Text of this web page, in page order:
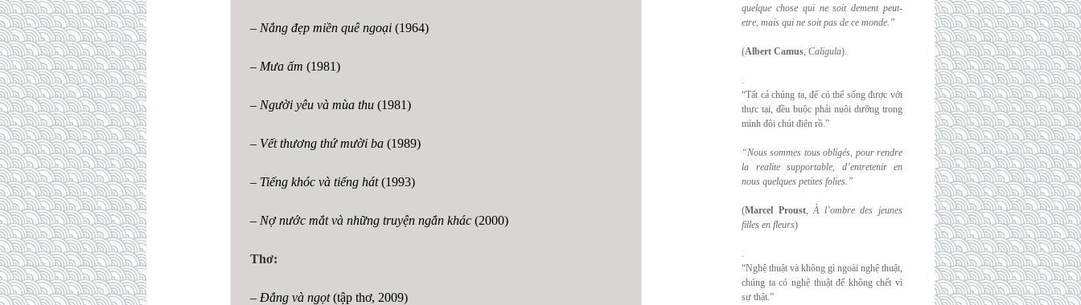
– Nắng đẹp miền quê ngoại (1964)
– Mưa ấm (1981)
– Người yêu và mùa thu (1981)
– Vết thương thứ mười ba (1989)
– Tiếng khóc và tiếng hát(1993)
– Nợ nước mắt và những truyện ngắn khác (2000)
Thơ:
– Đắng và ngọt(tập thơ, 2009)
quelque chose qui ne soit dement peut-
etre, mais qui ne soit pas de ce monde.”
(Albert Camus, Caligula).
.
“Tất cả chúng ta, để có thể sống được với
thực tại, đều buộc phải nuôi dưỡng trong
mình đôi chút điên rồ.”
“Nous sommes tous obligés, pour rendre
la realite supportable, d’entretenir en
nous quelques petites folies.”
(Marcel Proust,À l’ombre des jeunes
filles en fleurs)
.
“Nghệ thuật và không gì ngoài nghệ thuật,
chúng ta có nghệ thuật để không chết vì
sự thật.”